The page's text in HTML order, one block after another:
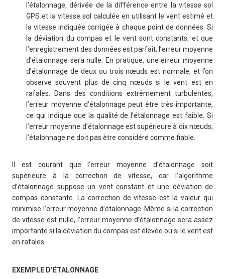
l’étalonnage, dérivée de la différence entre la vitesse sol
GPS et la vitesse sol calculée en utilisant le vent estimé et
la vitesse indiquée corrigée à chaque point de données. Si
la déviation du compas et le vent sont constants, et que
l’enregistrement des données est parfait, l’erreur moyenne
d’étalonnage sera nulle. En pratique, une erreur moyenne
d’étalonnage de deux ou trois nœuds est normale, et l’on
observe souvent plus de cinq nœuds si le vent est en
rafales. Dans des conditions extrêmement turbulentes,
l’erreur moyenne d’étalonnage peut être très importante,
ce qui indique que la qualité de l’étalonnage est faible. Si
l’erreur moyenne d’étalonnage est supérieure à dix nœuds,
l’étalonnage ne doit pas être considéré comme fiable.
Il est courant que l’erreur moyenne d’étalonnage soit
supérieure à la correction de vitesse, car l’algorithme
d’étalonnage suppose un vent constant et une déviation de
compas constante. La correction de vitesse est la valeur qui
minimise l’erreur moyenne d’étalonnage. Même si la correction
de vitesse est nulle, l’erreur moyenne d’étalonnage sera assez
importante si la déviation du compas est élevée ou si le vent est
en rafales.
EXEMPLE D’ÉTALONNAGE